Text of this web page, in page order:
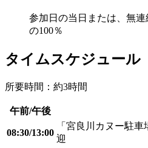
参加日の当日または、無
の100％
タイムスケジュール
所要時間：約3時間
午前/午後
08:30/13:00
「宮良川カヌー駐
迎